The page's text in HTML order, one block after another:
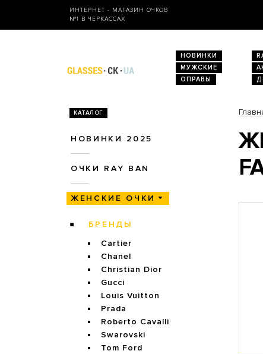
ИНТЕРНЕТ - МАГАЗИН ОЧКОВ
№1 В ЧЕРКАССАХ
НОВИНКИ
МУЖСКИЕ
ОПРАВЫ
КАТАЛОГ
НОВИНКИ 2025
ОЧКИ RAY BAN
ЖЕНСКИЕ ОЧКИ
БРЕНДЫ
Cartier
Chanel
Christian Dior
Gucci
Louis Vuitton
Prada
Roberto Cavalli
Swarovski
Tom Ford